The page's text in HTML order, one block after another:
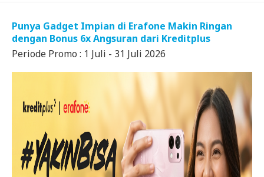
Punya Gadget Impian di Erafone Makin Ringan
dengan Bonus 6x Angsuran dari Kreditplus
Periode Promo : 1 Juli - 31 Juli 2026